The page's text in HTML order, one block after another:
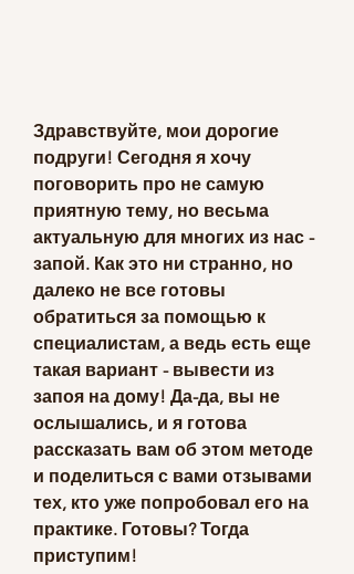
Здравствуйте, мои дорогие
подруги! Сегодня я хочу
поговорить про не самую
приятную тему, но весьма
актуальную для многих из нас -
запой. Как это ни странно, но
далеко не все готовы
обратиться за помощью к
специалистам, а ведь есть еще
такая вариант - вывести из
запоя на дому! Да-да, вы не
ослышались, и я готова
рассказать вам об этом методе
и поделиться с вами отзывами
тех, кто уже попробовал его на
практике. Готовы? Тогда
приступим!